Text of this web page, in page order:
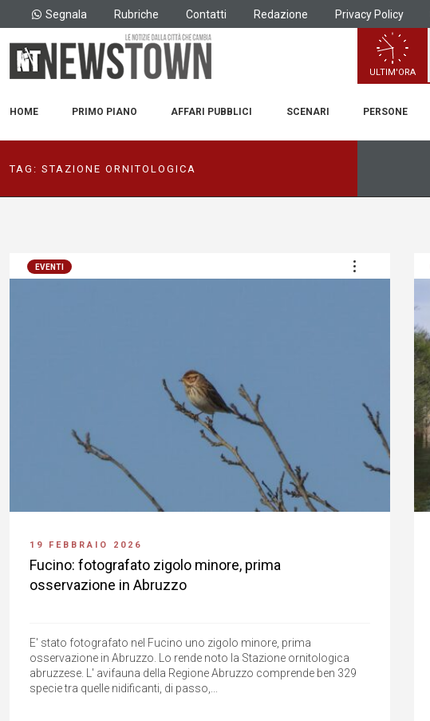
Segnala Rubriche Contatti Redazione Privacy Policy
ULTIM'ORA
HOME PRIMO PIANO AFFARI PUBBLICI SCENARI PERSONE
TAG: STAZIONE ORNITOLOGICA
EVENTI
19 FEBBRAIO 2026
Fucino: fotografato zigolo minore, prima
osservazione in Abruzzo
E' stato fotografato nel Fucino uno zigolo minore, prima
osservazione in Abruzzo. Lo rende noto la Stazione ornitologica
abruzzese. L' avifauna della Regione Abruzzo comprende ben 329
specie tra quelle nidificanti, di passo,...